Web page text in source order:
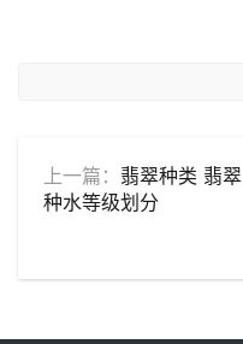
上一篇： 翡翠种类 翡翠
种水等级划分